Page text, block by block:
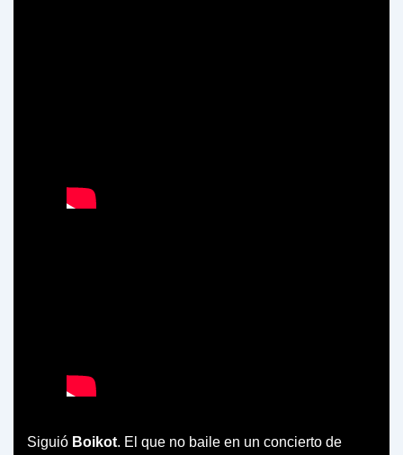
Siguió Boikot. El que no baile en un concierto de